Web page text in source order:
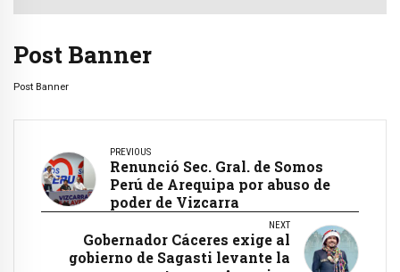
Post Banner
Post Banner
PREVIOUS
Renunció Sec. Gral. de Somos
Perú de Arequipa por abuso de
poder de Vizcarra
NEXT
Gobernador Cáceres exige al
gobierno de Sagasti levante la